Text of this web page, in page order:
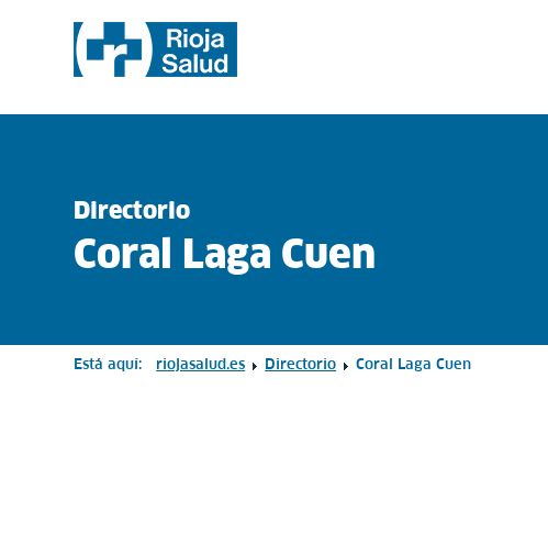
Directorio
Coral Laga Cuen
Está aquí: riojasalud.es Directorio Coral Laga Cuen